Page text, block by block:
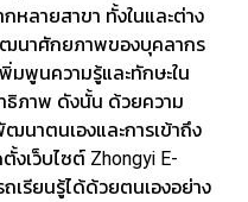
ลายสาขา ทั้งในและต่าง
ฒนาศักยภาพของบุคลากร
พูนความรู้และทักษะใน
ธิภาพ ดังนั้น ด้วยความ
นาตนเองและการเข้าถึง
งเว็บไซต์ Zhongyi E-
เรียนรู้ได้ด้วยตนเองอย่าง